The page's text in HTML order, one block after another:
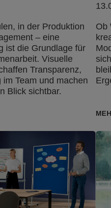
in der Produktion
– eine
ist die Grundlage für
Visuelle
Transparenz,
Team und machen
Blick sichtbar.
Ob